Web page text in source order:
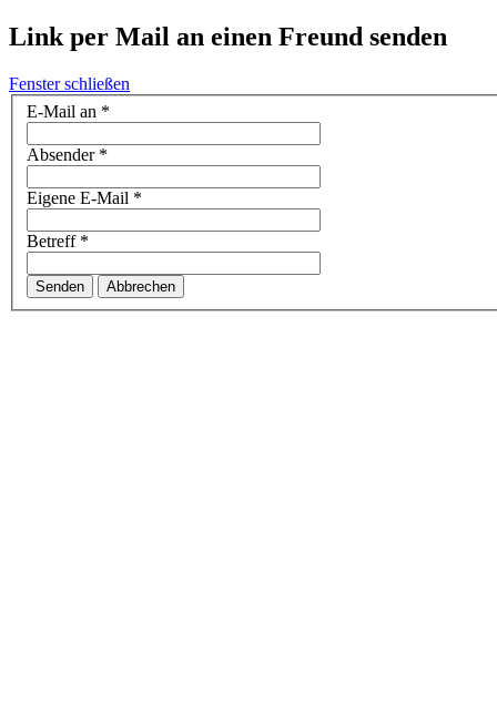
Link per Mail an einen Freund senden
Fenster schließen
E-Mail an *
Absender*
Eigene E-Mail *
Betreff*
Senden Abbrechen